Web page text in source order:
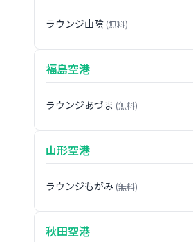
ラウンジ山陰 (無料)
福島空港
ラウンジあづま (無料)
山形空港
ラウンジもがみ (無料)
秋田空港